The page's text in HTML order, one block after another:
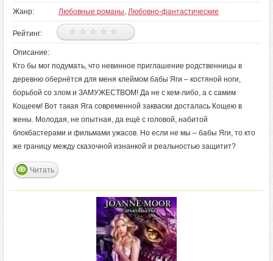
Жанр: Любовные романы, Любовно-фантастические
Рейтинг:
Описание:
Кто бы мог подумать, что невинное приглашение родственницы в
деревню обернётся для меня клеймом бабы Яги – костяной ноги,
борьбой со злом и ЗАМУЖЕСТВОМ! Да не с кем-либо, а с самим
Кощеем! Вот такая Яга современной закваски досталась Кощею в
жены. Молодая, не опытная, да ещё с головой, набитой
блокбастерами и фильмами ужасов. Но если не мы – бабы Яги, то кто
же границу между сказочной изнанкой и реальностью защитит?
Читать